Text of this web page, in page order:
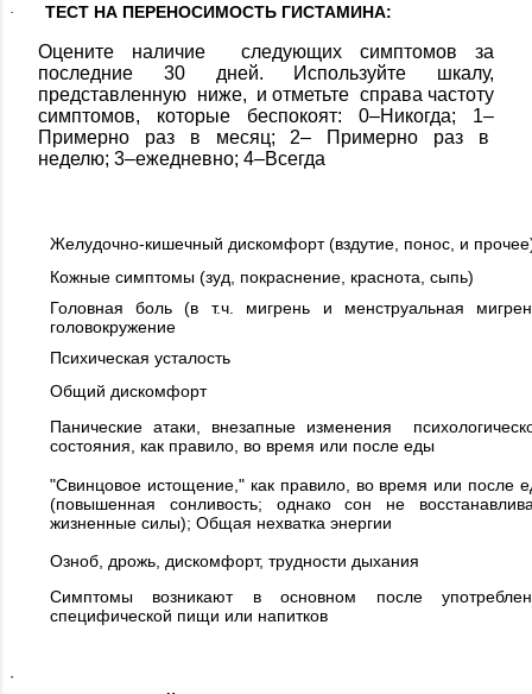
· ТЕСТ НА ПЕРЕНОСИМОСТЬ ГИСТАМИНА:
Оцените наличие следующих симптомов за
последние 30 дней. Используйте шкалу,
представленную ниже, и отметьте справа частоту
симптомов, которые беспокоят: 0–Никогда; 1–
Примерно раз в месяц; 2– Примерно раз в
неделю; 3–ежедневно; 4–Всегда
Желудочно-кишечный дискомфорт (вздутие, понос, и
Кожные симптомы (зуд, покраснение, краснота, сыпь)
Головная боль (в т.ч. мигрень и менструальная
головокружение
Психическая усталость
Общий дискомфорт
Панические атаки, внезапные изменения
состояния, как правило, во время или после еды
"Свинцовое истощение," как правило, во время или после
(повышенная сонливость; однако сон не
жизненные силы); Общая нехватка энергии
Озноб, дрожь, дискомфорт, трудности дыхания
Симптомы возникают в основном после
специфической пищи или напитков
·